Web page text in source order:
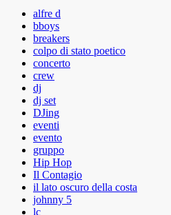
alfre d
bboys
breakers
colpo di stato poetico
concerto
crew
dj
dj set
DJing
eventi
evento
gruppo
Hip Hop
Il Contagio
il lato oscuro della costa
johnny 5
lc